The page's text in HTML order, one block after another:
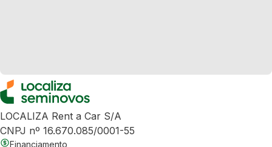
LOCALIZA Rent a Car S/A
CNPJ nº 16.670.085/0001-55
Financiamento